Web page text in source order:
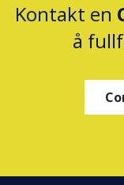
Kontakt en
å